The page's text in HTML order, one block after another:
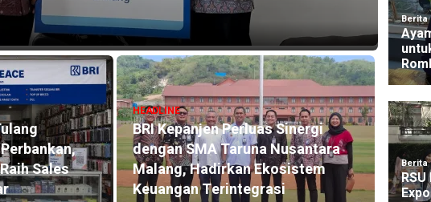
Sales
HEADLINE
BRI Kepanjen Perluas Sinergi
dengan SMA Taruna Nusantara
Malang, Hadirkan Ekosistem
Keuangan Terintegrasi
3 days
BRI